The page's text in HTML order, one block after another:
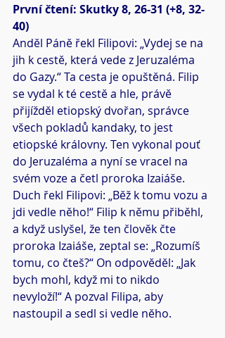
První čtení: Skutky 8, 26-31 (+8, 32-
40)
Anděl Páně řekl Filipovi: „Vydej se na
jih k cestě, která vede z Jeruzaléma
do Gazy.“ Ta cesta je opuštěná. Filip
se vydal k té cestě a hle, právě
přijížděl etiopský dvořan, správce
všech pokladů kandaky, to jest
etiopské královny. Ten vykonal pouť
do Jeruzaléma a nyní se vracel na
svém voze a četl proroka Izaiáše.
Duch řekl Filipovi: „Běž k tomu vozu a
jdi vedle něho!“ Filip k němu přiběhl,
a když uslyšel, že ten člověk čte
proroka Izaiáše, zeptal se: „Rozumíš
tomu, co čteš?“ On odpověděl: „Jak
bych mohl, když mi to nikdo
nevyloží!“ A pozval Filipa, aby
nastoupil a sedl si vedle něho.